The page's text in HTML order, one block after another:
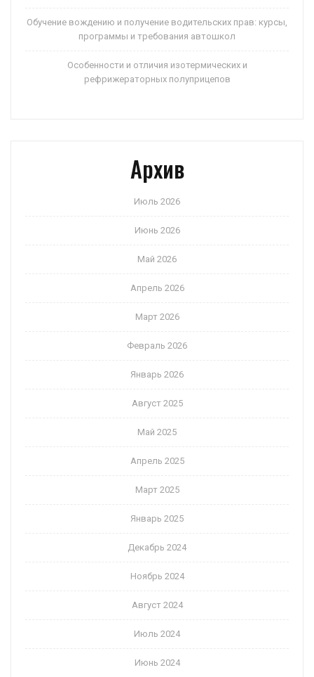
Обучение вождению и получение водительских прав: курсы,
программы и требования автошкол
Особенности и отличия изотермических и
рефрижераторных полуприцепов
Архив
Июль 2026
Июнь 2026
Май 2026
Апрель 2026
Март 2026
Февраль 2026
Январь 2026
Август 2025
Май 2025
Апрель 2025
Март 2025
Январь 2025
Декабрь 2024
Ноябрь 2024
Август 2024
Июль 2024
Июнь 2024